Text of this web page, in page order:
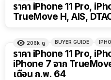
ราคา iPhone 11 Pro,
TrueMove H, AIS,
206k ดู BUYER GUIDE
ราคา iPhone 11 Pro,
iPhone 7 จาก
เดือน ก.พ. 64